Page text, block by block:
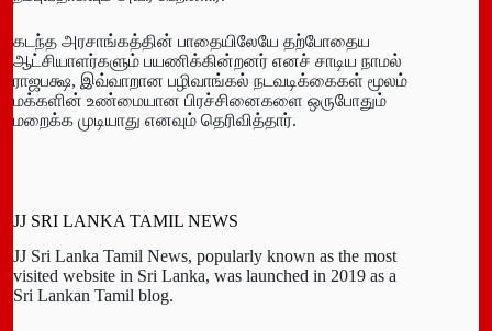
கடந்த அரசாங்கத்தின் பாதையிலேயே தற்போதைய
ஆட்சியாளர்களும் பயணிக்கின்றனர் எனச் சாடிய நாமல்
ராஜபக்ஷ, இவ்வாறான பழிவாங்கல் நடவடிக்கைகள் மூலம்
மக்களின் உண்மையான பிரச்சினைகளை ஒருபோதும்
மறைக்க முடியாது எனவும் தெரிவித்தார்.
JJ SRI LANKA TAMIL NEWS
JJ Sri Lanka Tamil News, popularly known as the most
visited website in Sri Lanka, was launched in 2019 as a
Sri Lankan Tamil blog.